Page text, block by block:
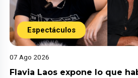
Espectáculos
07 Ago 2026
Flavia Laos expone lo que